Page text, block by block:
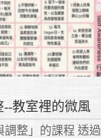
教室裡的微風
調整」的課程 透過